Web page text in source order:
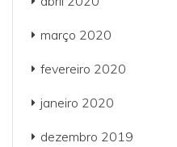
março 2020
fevereiro 2020
janeiro 2020
dezembro 2019